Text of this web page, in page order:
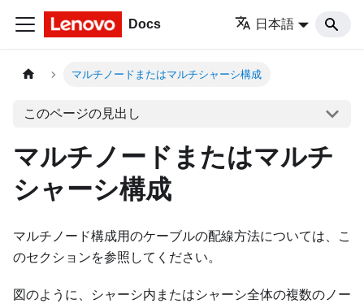
Docs 日本語
マルチノードまたはマルチシャーシ構成
このページの見出し
マルチノードまたはマルチ
シャーシ構成
マルチノード構成用のケーブルの配線方法については、こ
のセクションを参照してください。
図のように、シャーシ内またはシャーシ全体の複数のノー